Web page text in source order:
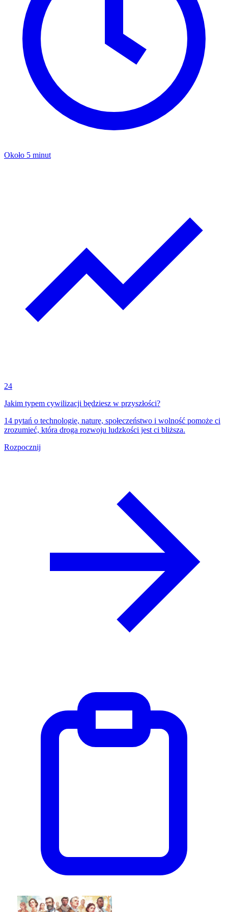
Około 5 minut
24
Jakim typem cywilizacji będziesz w przyszłości?
14 pytań o technologię, naturę, społeczeństwo i wolność pomoże ci
zrozumieć, która droga rozwoju ludzkości jest ci bliższa.
Rozpocznij